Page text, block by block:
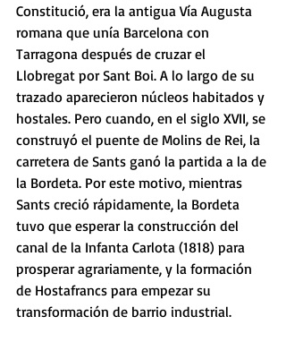
Constitució, era la antigua Vía Augusta
romana que unía Barcelona con
Tarragona después de cruzar el
Llobregat por Sant Boi. A lo largo de su
trazado aparecieron núcleos habitados y
hostales. Pero cuando, en el siglo XVII, se
construyó el puente de Molins de Rei, la
carretera de Sants ganó la partida a la de
la Bordeta. Por este motivo, mientras
Sants creció rápidamente, la Bordeta
tuvo que esperar la construcción del
canal de la Infanta Carlota (1818) para
prosperar agrariamente, y la formación
de Hostafrancs para empezar su
transformación de barrio industrial.